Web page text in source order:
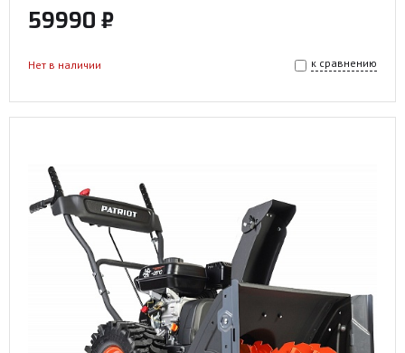
59990 ₽
к сравнению
Нет в наличии